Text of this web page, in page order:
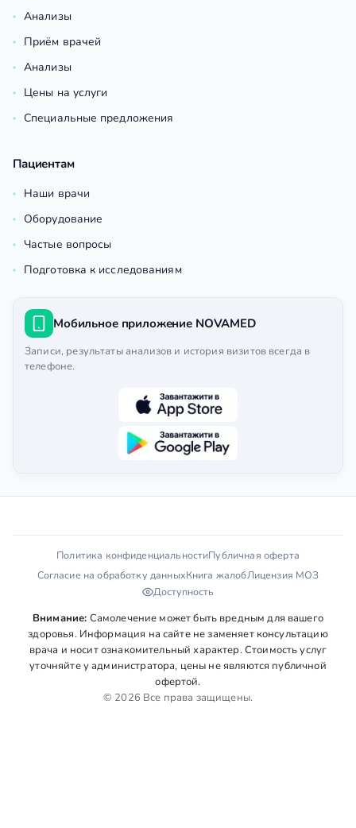
Анализы
Приём врачей
Анализы
Цены на услуги
Специальные предложения
Пациентам
Наши врачи
Оборудование
Частые вопросы
Подготовка к исследованиям
Мобильное приложение NOVAMED
Записи, результаты анализов и история визитов всегда в
телефоне.
Политика конфиденциальностиПубличная оферта
Согласие на обработку данныхКнига жалобЛицензия МОЗ
Доступность
Внимание: Самолечение может быть вредным для вашего
здоровья. Информация на сайте не заменяет консультацию
врача и носит ознакомительный характер. Стоимость услуг
уточняйте у администратора, цены не являются публичной
офертой.
© 2026 Все права защищены.